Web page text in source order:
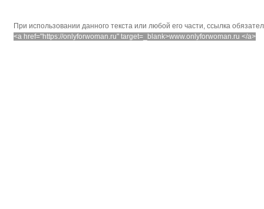
При использовании данного текста или любой его части, ссылка
<a href="https://onlyforwoman.ru" target=_blank>www.onlyforwoman.ru </a>